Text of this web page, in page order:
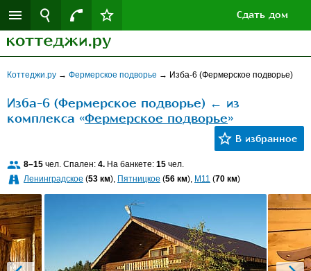
Сдать дом
Коттеджи.ру → Фермерское подворье → Изба-6 (Фермерское подворье)
Изба-6 (Фермерское подворье) ← из
комплекса «Фермерское подворье»
8–15 чел. Спален: 4. На банкете: 15 чел.
Ленинградское (53 км), Пятницкое (56 км), M11 (70 км)